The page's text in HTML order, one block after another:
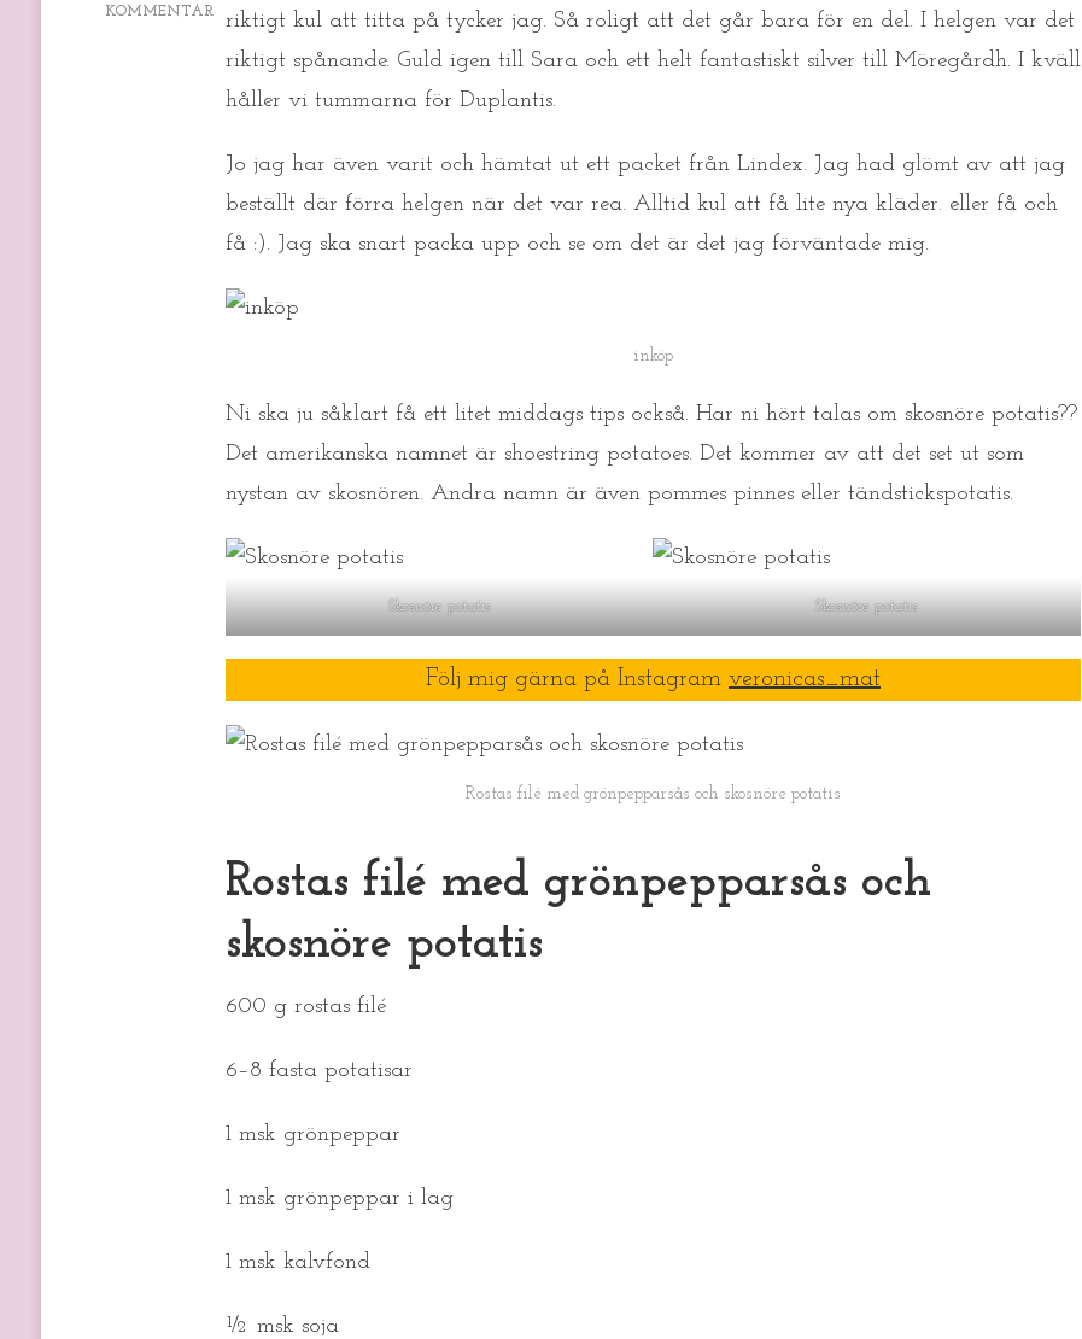
KOMMENTAR
SKOSNÖRE
riktigt kul att titta på tycker jag. Så roligt att det går bara för en del. I helgen var det
riktigt spånande. Guld igen till Sara och ett helt fantastiskt silver till Möregårdh. I kväll
håller vi tummarna för Duplantis.
Jo jag har även varit och hämtat ut ett packet från Lindex. Jag had glömt av att jag
beställt där förra helgen när det var rea. Alltid kul att få lite nya kläder. eller få och
få :). Jag ska snart packa upp och se om det är det jag förväntade mig.
inköp
Ni ska ju såklart få ett litet middags tips också. Har ni hört talas om skosnöre potatis??
Det amerikanska namnet är shoestring potatoes. Det kommer av att det set ut som
nystan av skosnören. Andra namn är även pommes pinnes eller tändstickspotatis.
Skosnöre potatis Skosnöre potatis
Följ mig gärna på Instagram veronicas_mat
Rostas filé med grönpepparsås och skosnöre potatis
Rostas filé med grönpepparsås och
skosnöre potatis
600 g rostas filé
6–8 fasta potatisar
1 msk grönpeppar
1 msk grönpeppar i lag
1 msk kalvfond
½ msk soja